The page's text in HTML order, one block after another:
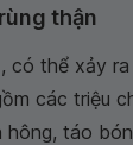
thận
, có thể xảy
các triệu
hông, táo